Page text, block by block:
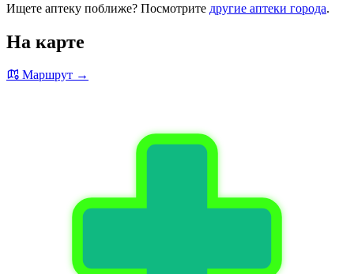
Ищете аптеку поближе? Посмотрите другие аптеки города.
На карте
Маршрут →